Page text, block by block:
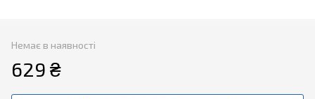
Немає в наявності
629 ₴